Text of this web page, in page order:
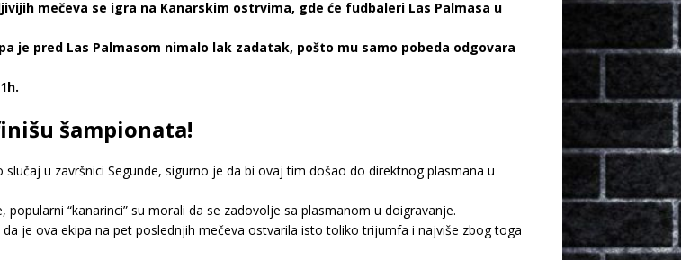
mečeva se igra na Kanarskim ostrvima, gde će fudbaleri Las Palmasa u
je pred Las Palmasom nimalo lak zadatak, pošto mu samo pobeda odgovara
šampionata!
u završnici Segunde, sigurno je da bi ovaj tim došao do direktnog plasmana u
“kanarinci” su morali da se zadovolje sa plasmanom u doigravanje.
je ova ekipa na pet poslednjih mečeva ostvarila isto toliko trijumfa i najviše zbog toga